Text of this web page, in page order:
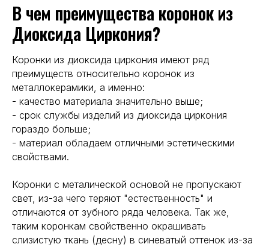
В чем преимущества коронок из
Диоксида Циркония?
Коронки из диоксида циркония имеют ряд
преимуществ относительно коронок из
металлокерамики, а именно:
- качество материала значительно выше;
- срок службы изделий из диоксида циркония
гораздо больше;
- материал обладаем отличными эстетическими
свойствами.
Коронки с металической основой не пропускают
свет, из-за чего теряют "естественность" и
отличаются от зубного ряда человека. Так же,
таким коронкам свойственно окрашивать
слизистую ткань (десну) в синеватый оттенок из-за